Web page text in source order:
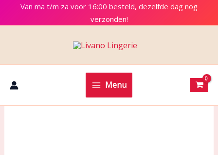
Van ma t/m za voor 16:00 besteld, dezelfde dag nog
verzonden!
Menu